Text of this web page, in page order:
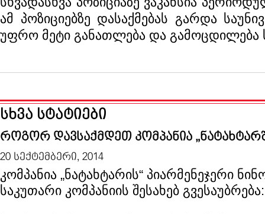
ამ პოზიციებზე დასაქმებას გარდა
უფრო მეტი განათლება და გამოცდილება
სხვა სტატიები
როგორ დავსაქმდეთ კომპანია
20 სექტემბერი, 2014
კომპანია „ნატახტარის“ პიარმენეჯერი
საკუთარი კომპანიის შესახებ გვესაუბრება: